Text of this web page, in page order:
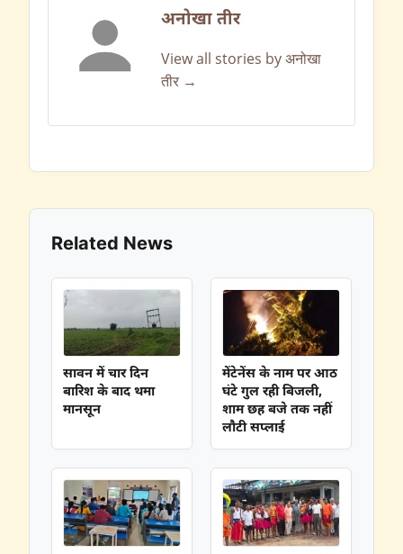
अनोखा तीर
View all stories by अनोखा
तीर →
Related News
सावन में चार दिन
बारिश के बाद थमा
मानसून
मेंटेनेंस के नाम पर आठ
घंटे गुल रही बिजली,
शाम छह बजे तक नहीं
लौटी सप्लाई